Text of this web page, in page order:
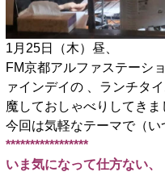
1月25日（木）昼、
FM京都アルファステーシ
ァインデイの 、ランチタ
魔しておしゃべりしてきま
今回は気軽なテーマで（い
*****************
いま気になって仕方ない、